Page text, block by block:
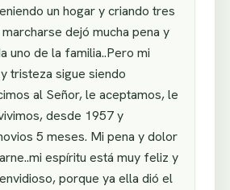
un hogar y criando tres
dejó mucha pena y
uno de la familia..Pero mi
tristeza sigue siendo
al Señor, le aceptamos, le
desde 1957 y
5 meses. Mi pena y dolor
espíritu está muy feliz y
porque ya ella dió el